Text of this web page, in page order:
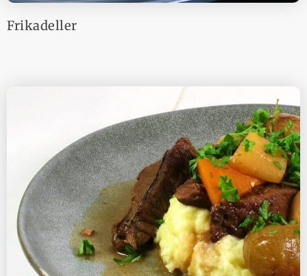
Frikadeller